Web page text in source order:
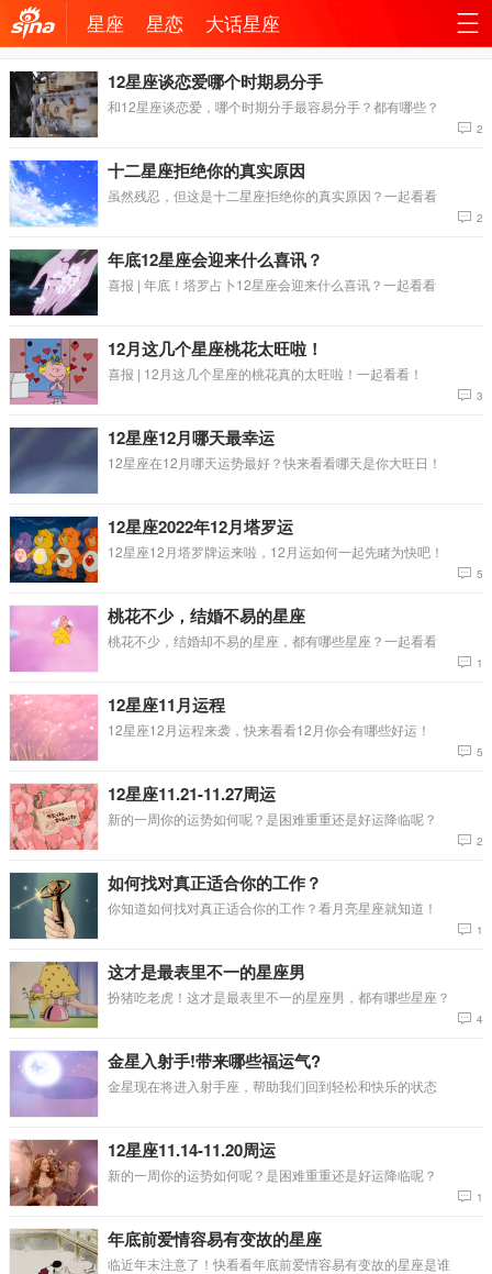
机新
浪网
导
星座 星恋 大话星座
12星座谈恋爱哪个时期易分手
和12星座谈恋爱，哪个时期分手最容易分手？都有哪些？
2
十二星座拒绝你的真实原因
虽然残忍，但这是十二星座拒绝你的真实原因？一起看看
2
年底12星座会迎来什么喜讯？
喜报 | 年底！塔罗占卜12星座会迎来什么喜讯？一起看看
12月这几个星座桃花太旺啦！
喜报 | 12月这几个星座的桃花真的太旺啦！一起看看！
3
12星座12月哪天最幸运
12星座在12月哪天运势最好？快来看看哪天是你大旺日！
12星座2022年12月塔罗运
12星座12月塔罗牌运来啦，12月运如何一起先睹为快吧！
5
桃花不少，结婚不易的星座
桃花不少，结婚却不易的星座，都有哪些星座？一起看看
1
12星座11月运程
12星座12月运程来袭，快来看看12月你会有哪些好运！
5
12星座11.21-11.27周运
新的一周你的运势如何呢？是困难重重还是好运降临呢？
2
如何找对真正适合你的工作？
你知道如何找对真正适合你的工作？看月亮星座就知道！
1
这才是最表里不一的星座男
扮猪吃老虎！这才是最表里不一的星座男，都有哪些星座？
4
金星入射手!带来哪些福运气?
金星现在将进入射手座，帮助我们回到轻松和快乐的状态
12星座11.14-11.20周运
新的一周你的运势如何呢？是困难重重还是好运降临呢？
1
年底前爱情容易有变故的星座
临近年末注意了！快看看年底前爱情容易有变故的星座是谁